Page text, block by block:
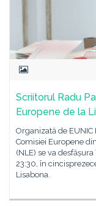
Scriitorul Radu
Europene de la
Organizată de
Comisiei Europene
(NLE) se va
23:30, în
Lisabona.